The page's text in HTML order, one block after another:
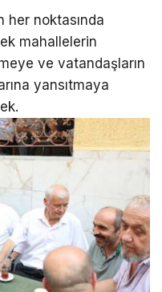
her noktasında
mahallelerin
ve vatandaşların
yansıtmaya